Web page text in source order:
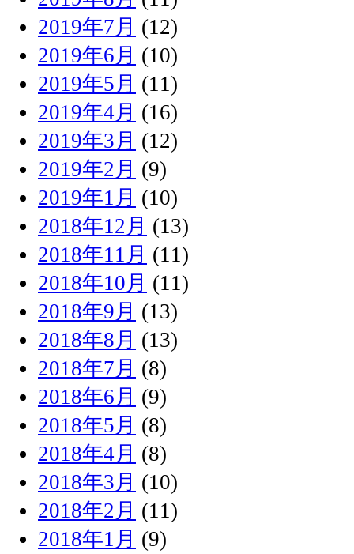
2019年7月 (12)
2019年6月 (10)
2019年5月 (11)
2019年4月 (16)
2019年3月 (12)
2019年2月 (9)
2019年1月 (10)
2018年12月 (13)
2018年11月 (11)
2018年10月 (11)
2018年9月 (13)
2018年8月 (13)
2018年7月 (8)
2018年6月 (9)
2018年5月 (8)
2018年4月 (8)
2018年3月 (10)
2018年2月 (11)
2018年1月 (9)